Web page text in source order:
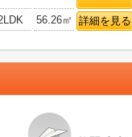
56.26㎡ 詳細を見る